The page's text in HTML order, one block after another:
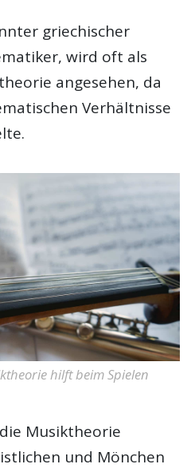
griechischer
wird oft als
angesehen, da
Verhältnisse
hilft beim Spielen
Musiktheorie
und Mönchen